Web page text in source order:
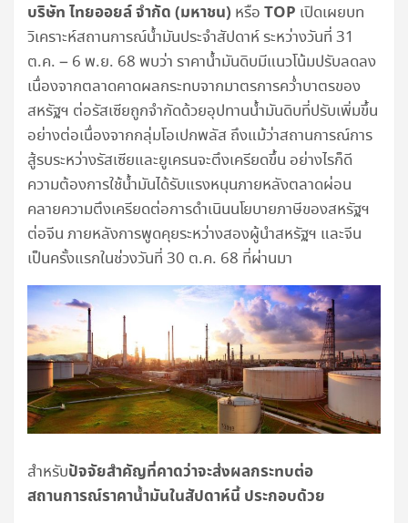
บริษัท ไทยออยล์ จำกัด (มหาชน) หรือ TOP เปิดเผยบท
วิเคราะห์สถานการณ์น้ำมันประจำสัปดาห์ ระหว่างวันที่ 31
ต.ค. – 6 พ.ย. 68 พบว่า ราคาน้ำมันดิบมีแนวโน้มปรับลดลง
เนื่องจากตลาดคาดผลกระทบจากมาตรการคว่ำบาตรของ
สหรัฐฯ ต่อรัสเซียถูกจำกัดด้วยอุปทานน้ำมันดิบที่ปรับเพิ่มขึ้น
อย่างต่อเนื่องจากกลุ่มโอเปกพลัส ถึงแม้ว่าสถานการณ์การ
สู้รบระหว่างรัสเซียและยูเครนจะตึงเครียดขึ้น อย่างไรก็ดี
ความต้องการใช้น้ำมันได้รับแรงหนุนภายหลังตลาดผ่อน
คลายความตึงเครียดต่อการดำเนินนโยบายภาษีของสหรัฐฯ
ต่อจีน ภายหลังการพูดคุยระหว่างสองผู้นำสหรัฐฯ และจีน
เป็นครั้งแรกในช่วงวันที่ 30 ต.ค. 68 ที่ผ่านมา
สำหรับปัจจัยสำคัญที่คาดว่าจะส่งผลกระทบต่อ
สถานการณ์ราคาน้ำมันในสัปดาห์นี้ ประกอบด้วย